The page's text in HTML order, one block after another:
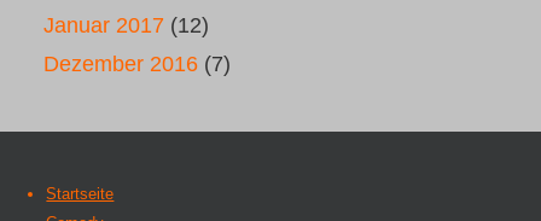
Januar 2017 (12)
Dezember 2016 (7)
Startseite